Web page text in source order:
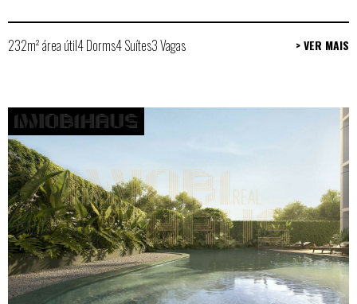
232m² área útil4 Dorms4 Suítes3 Vagas > VER MAIS